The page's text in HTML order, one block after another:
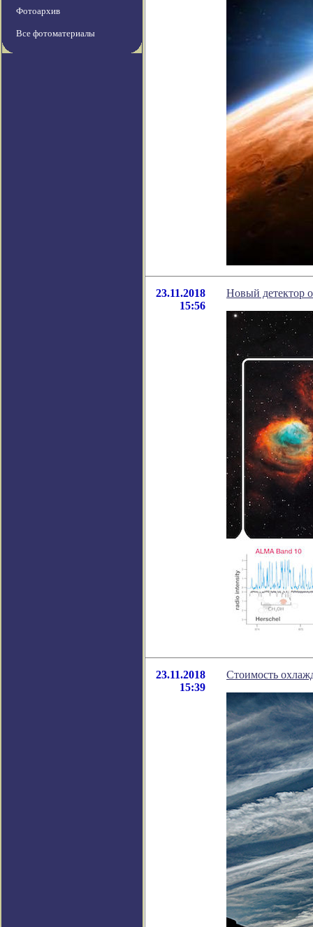
Фотоархив
Все фотоматериалы
23.11.2018
15:56
Новый детектор
23.11.2018
15:39
Стоимость